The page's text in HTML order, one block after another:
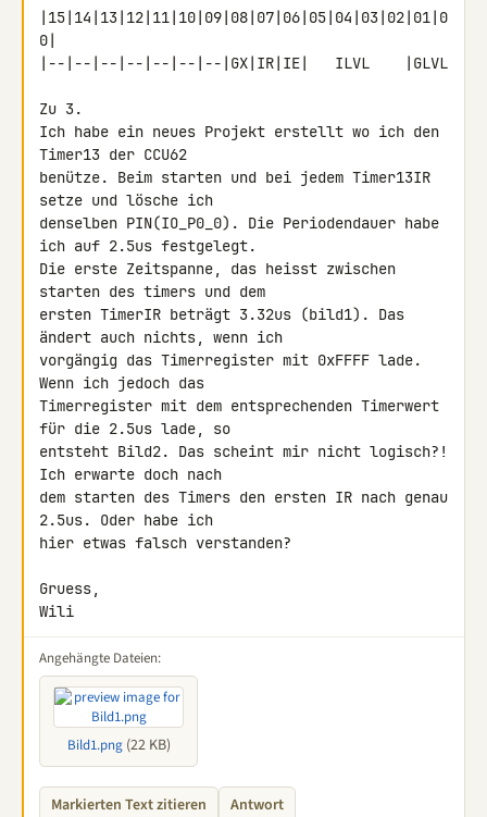
|15|14|13|12|11|10|09|08|07|06|05|04|03|02|01|0
0|
|--|--|--|--|--|--|--|GX|IR|IE|   ILVL    |GLVL
Zu 3.
Ich habe ein neues Projekt erstellt wo ich den
Timer13 der CCU62
benütze. Beim starten und bei jedem Timer13IR
setze und lösche ich
denselben PIN(IO_P0_0). Die Periodendauer habe
ich auf 2.5us festgelegt.
Die erste Zeitspanne, das heisst zwischen
starten des timers und dem
ersten TimerIR beträgt 3.32us (bild1). Das
ändert auch nichts, wenn ich
vorgängig das Timerregister mit 0xFFFF lade.
Wenn ich jedoch das
Timerregister mit dem entsprechenden Timerwert
für die 2.5us lade, so
entsteht Bild2. Das scheint mir nicht logisch?!
Ich erwarte doch nach
dem starten des Timers den ersten IR nach genau
2.5us. Oder habe ich
hier etwas falsch verstanden?
Gruess,
Wili
Angehängte Dateien:
Bild1.png(22 KB)
Markierten Text zitieren Antwort